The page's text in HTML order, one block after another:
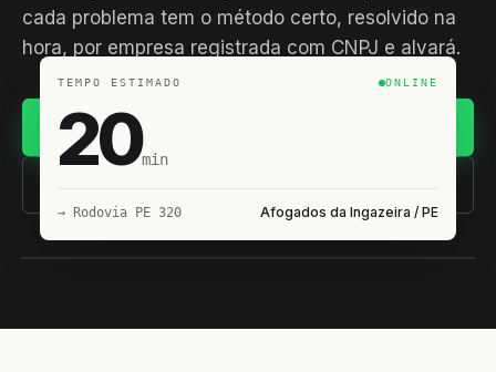
cada problema tem o método certo, resolvido na
hora, por empresa registrada com CNPJ e alvará.
(11) 93407-8838
TEMPO ESTIMADO ONLINE
20min
→ Rodovia PE 320 Afogados da Ingazeira / PE